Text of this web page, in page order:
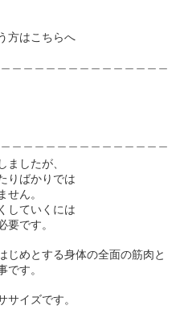
方はこちらへ
ましたが、
りばかりでは
せん。
していくには
要です。
じめとする身体の全面の筋肉と
です。
サイズです。